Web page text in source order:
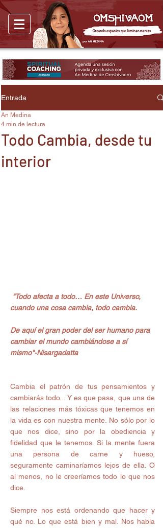
Entrada
Todo Cambia, desde tu
interior
An Medina
4 min de lectura
"Todo afecta a todo… En este Universo,
cuando una cosa cambia, todo cambia.
De aquí el gran poder del ser humano para
cambiar el mundo cambiándose a sí
mismo"-Nisargadatta
Cambia el patrón de tus pensamientos y
cambiarás todo... Y es que pasa, que una de
las relaciones más tóxicas que tenemos en
la vida es con nuestra mente. No sólo por lo
que nos dice, sino por la obediencia y
fidelidad que le tenemos. Si la mente fuera
una persona de carne y hueso,
seguramente caminaríamos lejos de ella. O
al menos, no le creeríamos todo lo que nos
dice.
Siempre nos está ordenando que hacer y
qué no. Lo que está bien y mal. Nos habla